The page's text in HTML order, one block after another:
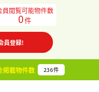
員閲覧可能物件数
0件
員登録!
掲載物件数 236件